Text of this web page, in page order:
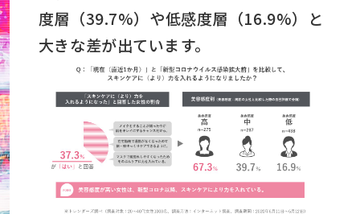
度層（39.7%）や低感度層（16.9%）と
大きな差が出ています。